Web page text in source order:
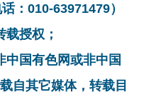
：010-63971479）
授权；
中国有色网或非中国
自其它媒体，转载目